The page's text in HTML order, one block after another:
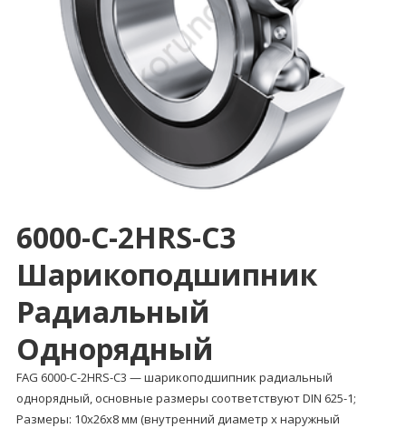
6000-C-2HRS-C3
Шарикоподшипник
Радиальный
Однорядный
FAG 6000-C-2HRS-C3 — шарикоподшипник радиальный
однорядный, основные размеры соответствуют DIN 625-1;
Размеры: 10x26x8 мм (внутренний диаметр x наружный